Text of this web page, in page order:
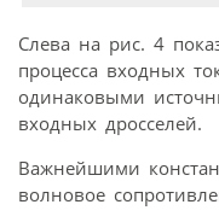
Слева на рис. 4
процесса входных
одинаковыми
входных дросселей.
Важнейшими
волновое